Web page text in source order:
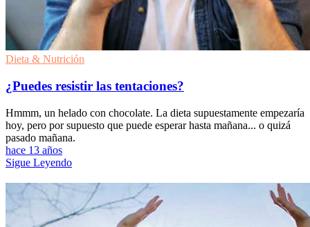
Dieta & Nutrición
¿Puedes resistir las tentaciones?
Hmmm, un helado con chocolate. La dieta supuestamente empezaría
hoy, pero por supuesto que puede esperar hasta mañana... o quizá
pasado mañana.
hace 13 años
Sigue Leyendo